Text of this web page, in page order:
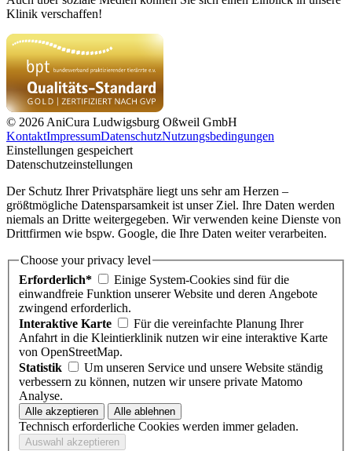
Klinik verschaffen!
© 2026 AniCura Ludwigsburg Oßweil GmbH
KontaktImpressumDatenschutzNutzungsbedingungen
Einstellungen gespeichert
Datenschutzeinstellungen
Der Schutz Ihrer Privatsphäre liegt uns sehr am Herzen –
größtmögliche Datensparsamkeit ist unser Ziel. Ihre Daten werden
niemals an Dritte weitergegeben. Wir verwenden keine Dienste von
Drittfirmen wie bspw. Google, die Ihre Daten weiter verarbeiten.
Choose your privacy level
Erforderlich*
Einige System-Cookies sind für die
einwandfreie Funktion unserer Website und deren Angebote
zwingend erforderlich.
Interaktive Karte
Für die vereinfachte Planung Ihrer
Anfahrt in die Kleintierklinik nutzen wir eine interaktive Karte
von OpenStreetMap.
Statistik
Um unseren Service und unsere Website ständig
verbessern zu können, nutzen wir unsere private Matomo
Analyse.
Technisch erforderliche Cookies werden immer geladen.